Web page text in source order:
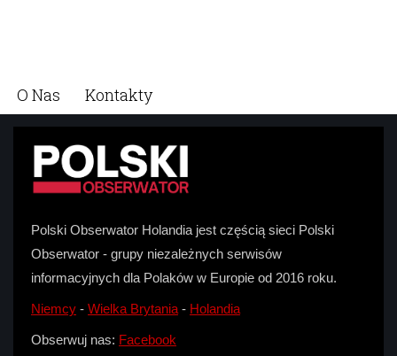
O Nas Kontakty
Polski Obserwator Holandia jest częścią sieci Polski
Obserwator - grupy niezależnych serwisów
informacyjnych dla Polaków w Europie od 2016 roku.
Niemcy - Wielka Brytania- Holandia
Obserwuj nas: Facebook